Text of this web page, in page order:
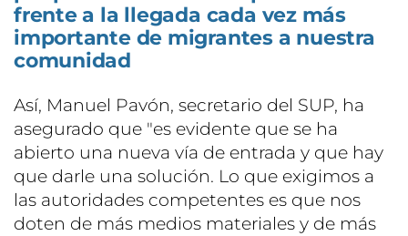
frente a la llegada cada vez más
importante de migrantes a nuestra
comunidad
Así, Manuel Pavón, secretario del SUP, ha
asegurado que "es evidente que se ha
abierto una nueva vía de entrada y que hay
que darle una solución. Lo que exigimos a
las autoridades competentes es que nos
doten de más medios materiales y de más